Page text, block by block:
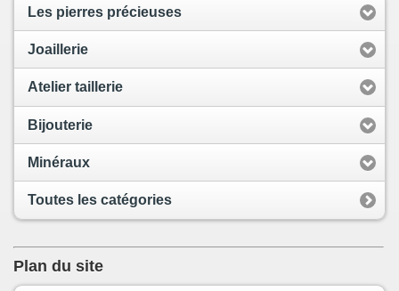
Les pierres précieuses
Joaillerie
Atelier taillerie
Bijouterie
Minéraux
Toutes les catégories
Plan du site